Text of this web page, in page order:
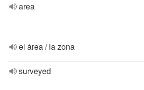
area
el área / la zona
surveyed